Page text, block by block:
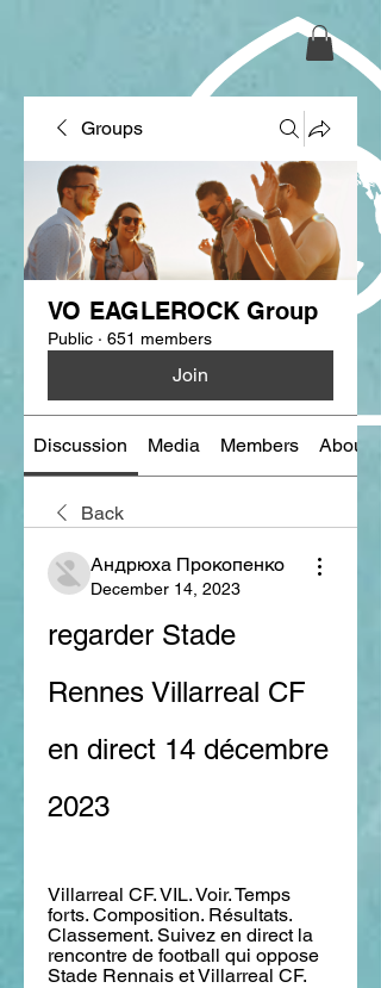
Groups
VO EAGLEROCK Group
Public · 651 members
Join
Discussion Media Members About
Back
Андрюха Прокопенко
December 14, 2023
regarder Stade
Rennes Villarreal CF
en direct 14 décembre
2023
Villarreal CF. VIL. Voir. Temps
forts. Composition. Résultats.
Classement. Suivez en direct la
rencontre de football qui oppose
Stade Rennais et Villarreal CF.